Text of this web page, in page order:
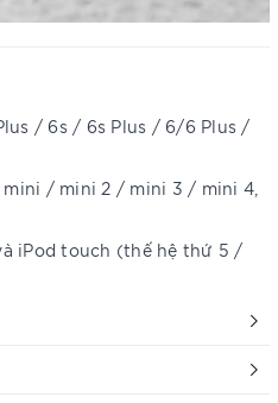
/ 6s / 6s Plus / 6/6 Plus /
/ mini 2 / mini 3 / mini 4,
iPod touch (thế hệ thứ 5 /